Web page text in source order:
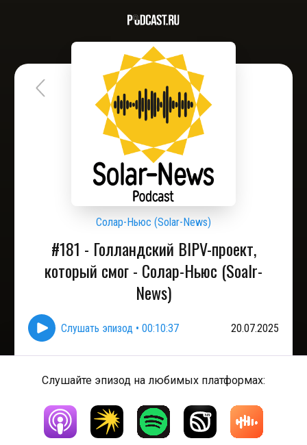
Солар-Ньюс (Solar-News)
#181 - Голландский BIPV-проект,
который смог - Солар-Ньюс (Soalr-
News)
Слушать эпизод • 00:10:37 20.07.2025
Слушайте эпизод на любимых платформах: